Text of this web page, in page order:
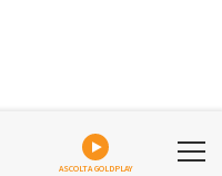
ASCOLTA GOLDPLAY